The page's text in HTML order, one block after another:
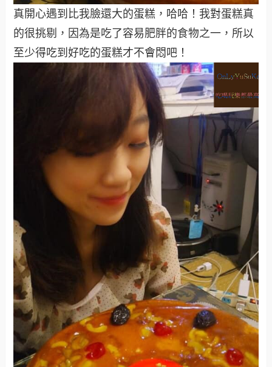
真開心遇到比我臉還大的蛋糕，哈哈！我對蛋糕真
的很挑剔，因為是吃了容易肥胖的食物之一，所以
至少得吃到好吃的蛋糕才不會悶吧！